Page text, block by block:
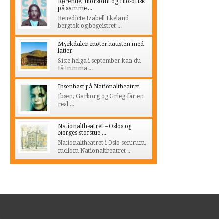
Rørende, morsomt og filosofisk
på samme ...
Benedicte Izabell Ekeland
bergtok og begeistret ...
Myrkdalen møter hausten med
latter
Siste helga i september kan du
få trimma ...
Ibsenhøst på Nationaltheatret
Ibsen, Garborg og Grieg får en
real ...
Nationaltheatret – Oslos og
Norges storstue ...
Nationaltheatret i Oslo sentrum,
mellom Nationaltheatret ...